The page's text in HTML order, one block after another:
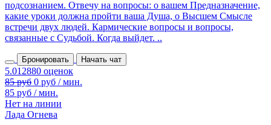
подсознанием. Отвечу на вопросы: о вашем Предназначение,
какие уроки должна пройти ваша Душа, о Высшем Смысле
встречи двух людей. Кармические вопросы и вопросы,
связанные с Судьбой. Когда выйдет. ..
Бронировать Начать чат
85 руб 0 руб / мин.
85 руб / мин.
Нет на линии
Лада Огнева